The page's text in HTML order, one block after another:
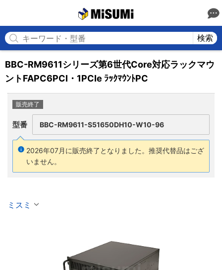
検索
BBC-RM9611シリーズ第6世代Core対応ラックマウ
ントFAPC6PCI・1PCIe ﾗｯｸﾏｳﾝﾄPC
販売終了
型番 BBC-RM9611-S51650DH10-W10-96
2026年07月に販売終了となりました。 推奨代替品はござ
いません。
ミスミ